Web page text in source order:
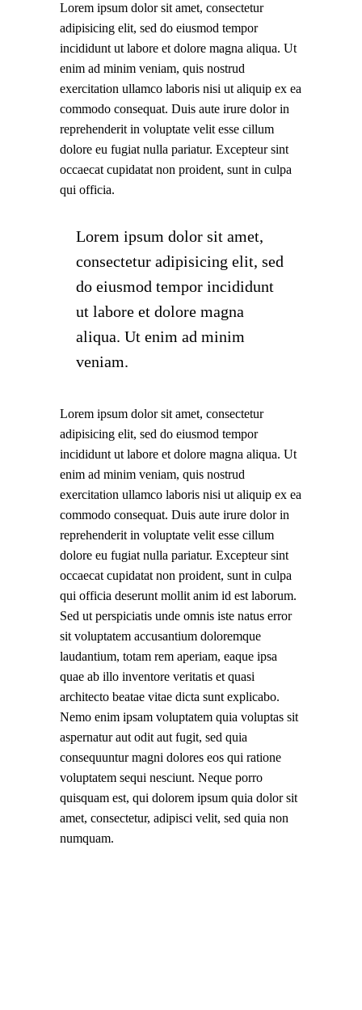
Lorem ipsum dolor sit amet, consectetur
adipisicing elit, sed do eiusmod tempor
incididunt ut labore et dolore magna aliqua. Ut
enim ad minim veniam, quis nostrud
exercitation ullamco laboris nisi ut aliquip ex ea
commodo consequat. Duis aute irure dolor in
reprehenderit in voluptate velit esse cillum
dolore eu fugiat nulla pariatur. Excepteur sint
occaecat cupidatat non proident, sunt in culpa
qui officia.
Lorem ipsum dolor sit amet,
consectetur adipisicing elit, sed
do eiusmod tempor incididunt
ut labore et dolore magna
aliqua. Ut enim ad minim
veniam.
Lorem ipsum dolor sit amet, consectetur
adipisicing elit, sed do eiusmod tempor
incididunt ut labore et dolore magna aliqua. Ut
enim ad minim veniam, quis nostrud
exercitation ullamco laboris nisi ut aliquip ex ea
commodo consequat. Duis aute irure dolor in
reprehenderit in voluptate velit esse cillum
dolore eu fugiat nulla pariatur. Excepteur sint
occaecat cupidatat non proident, sunt in culpa
qui officia deserunt mollit anim id est laborum.
Sed ut perspiciatis unde omnis iste natus error
sit voluptatem accusantium doloremque
laudantium, totam rem aperiam, eaque ipsa
quae ab illo inventore veritatis et quasi
architecto beatae vitae dicta sunt explicabo.
Nemo enim ipsam voluptatem quia voluptas sit
aspernatur aut odit aut fugit, sed quia
consequuntur magni dolores eos qui ratione
voluptatem sequi nesciunt. Neque porro
quisquam est, qui dolorem ipsum quia dolor sit
amet, consectetur, adipisci velit, sed quia non
numquam.